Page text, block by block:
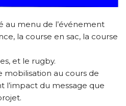
au menu de l’événement
la course en sac, la course
et le rugby.
mobilisation au cours de
l’impact du message que